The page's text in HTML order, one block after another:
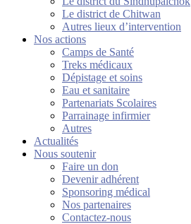
Le district de Chitwan
Autres lieux d’intervention
Nos actions
Camps de Santé
Treks médicaux
Dépistage et soins
Eau et sanitaire
Partenariats Scolaires
Parrainage infirmier
Autres
Actualités
Nous soutenir
Faire un don
Devenir adhérent
Sponsoring médical
Nos partenaires
Contactez-nous